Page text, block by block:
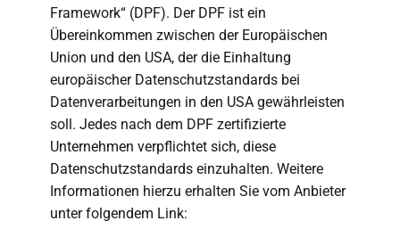
Framework“ (DPF). Der DPF ist ein
Übereinkommen zwischen der Europäischen
Union und den USA, der die Einhaltung
europäischer Datenschutzstandards bei
Datenverarbeitungen in den USA gewährleisten
soll. Jedes nach dem DPF zertifizierte
Unternehmen verpflichtet sich, diese
Datenschutzstandards einzuhalten. Weitere
Informationen hierzu erhalten Sie vom Anbieter
unter folgendem Link: